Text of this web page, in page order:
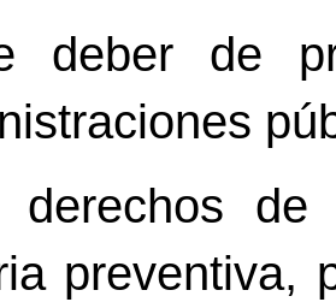
deber de
derechos de
preventiva,